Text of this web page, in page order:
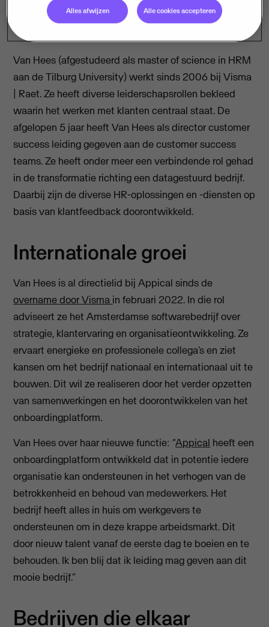
Van Hees (afgestudeerd als master of science in HRM
aan de Tilburg University) werkt sinds 2006 bij Visma
| Raet. Ze heeft diverse leiderschapsrollen bekleed
waarin het werken met klanten centraal staat. De
afgelopen 5 jaar heeft Van Hees als director customer
success leiding gegeven aan de customer success
teams. Ze heeft onder meer een verbindende rol gehad
in de transformatie richting een datagestuurd bedrijf.
Daarbij zijn de diverse HR-oplossingen en -diensten op
basis van klantfeedback doorontwikkeld.
Internationale groei
Van Hees is al directielid bij Appical sinds de
overname door Visma in februari 2022. In die rol
adviseert ze het Amsterdamse softwarebedrijf over
strategie, klantervaring en organisatieontwikkeling. Ze
ervaart energieke en professionele collega’s en ziet
kansen om het bedrijf nationaal en internationaal uit te
bouwen. Dit wil ze realiseren door het verder opzetten
van samenwerkingen en het doorontwikkelen van het
onboardingplatform.
Van Hees over haar nieuwe functie: “Appical heeft een
onboardingplatform ontwikkeld dat in potentie iedere
organisatie kan ondersteunen in het verhogen van de
betrokkenheid en behoud van medewerkers. Het
bedrijf heeft alles in huis om werkgevers te
ondersteunen om in deze krappe arbeidsmarkt. Dit
door nieuw talent vanaf de eerste dag te boeien en te
behouden. Ik ben blij dat ik leiding mag geven aan dit
mooie bedrijf.”
Bedrijven die elkaar
Alles afwijzen Alle cookies accepteren